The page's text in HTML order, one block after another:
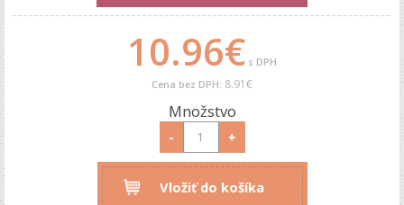
10.96€ s DPH
Cena bez DPH: 8.91€
Množstvo
- +
Vložiť do košíka